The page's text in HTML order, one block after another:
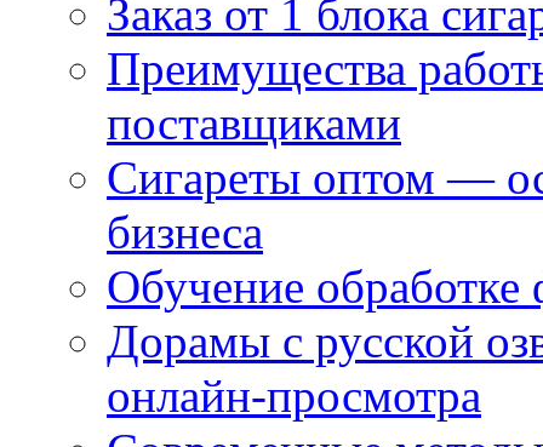
Заказ от 1 блока
Преимущества
поставщиками
Сигареты оптом —
бизнеса
Обучение
Дорамы с русской
онлайн-просмотра